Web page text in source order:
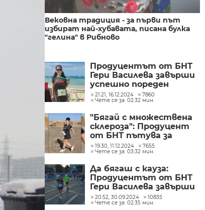
Вековна традиция - за първи път
избират най-хубавата, писана булка
"гелина" в Рибново
Продуцентът от БНТ
Гери Василева завърши
успешно пореден
маратон
21:21, 16.12.2024
7860
Чете се за: 02:32 мин.
"Бягай с множествена
склероза": Продуцент
от БНТ пътува за
Мексико за участие в
инициативата "Шест
маратона на шест
континента"
19:30, 11.12.2024
7655
Чете се за: 03:32 мин.
Да бягаш с кауза:
Продуцентът от БНТ
Гери Василева завърши
успешно първия от 6
международни
20:52, 30.09.2024
10835
Чете се за: 02:35 мин.